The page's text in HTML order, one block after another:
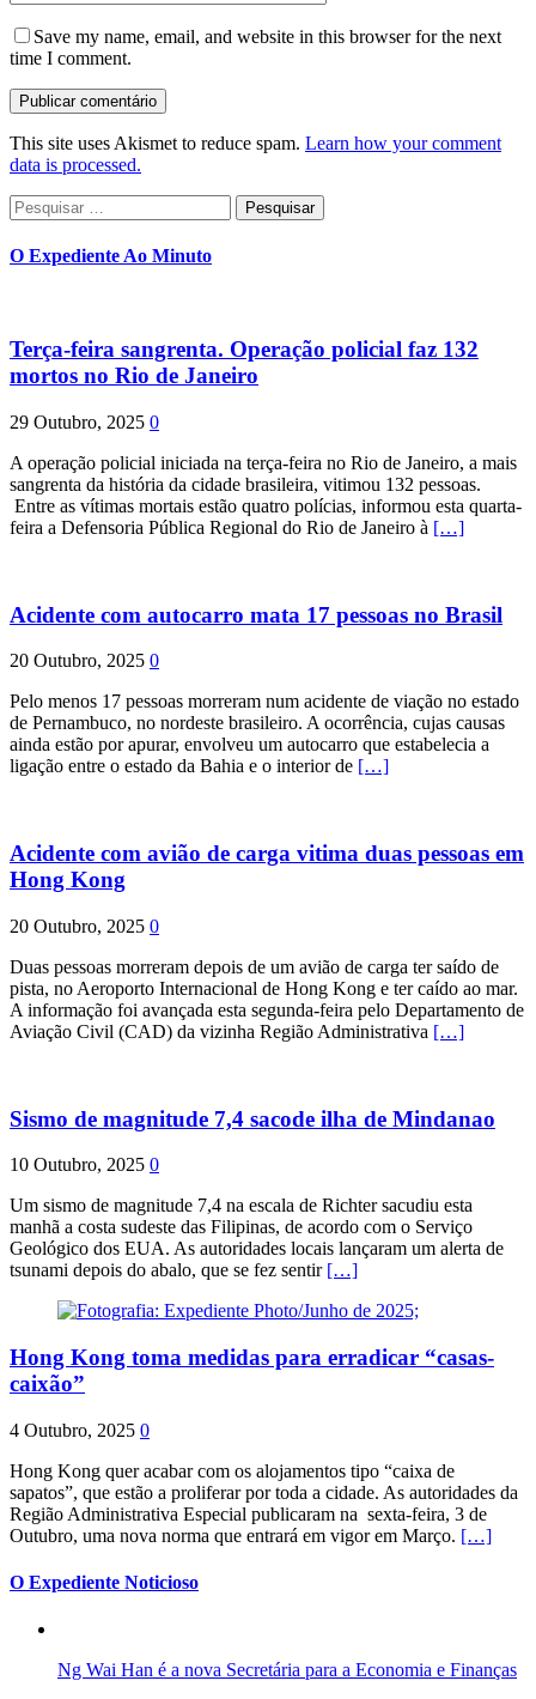
Save my name, email, and website in this browser for the next
time I comment.
This site uses Akismet to reduce spam. Learn how your comment
data is processed.
Pesquisar
por:
O Expediente Ao Minuto
Terça-feira sangrenta. Operação policial faz 132
mortos no Rio de Janeiro
29 Outubro, 2025 0
A operação policial iniciada na terça-feira no Rio de Janeiro, a mais
sangrenta da história da cidade brasileira, vitimou 132 pessoas.
Entre as vítimas mortais estão quatro polícias, informou esta quarta-
feira a Defensoria Pública Regional do Rio de Janeiro à […]
Acidente com autocarro mata 17 pessoas no Brasil
20 Outubro, 2025 0
Pelo menos 17 pessoas morreram num acidente de viação no estado
de Pernambuco, no nordeste brasileiro. A ocorrência, cujas causas
ainda estão por apurar, envolveu um autocarro que estabelecia a
ligação entre o estado da Bahia e o interior de […]
Acidente com avião de carga vitima duas pessoas em
Hong Kong
20 Outubro, 2025 0
Duas pessoas morreram depois de um avião de carga ter saído de
pista, no Aeroporto Internacional de Hong Kong e ter caído ao mar.
A informação foi avançada esta segunda-feira pelo Departamento de
Aviação Civil (CAD) da vizinha Região Administrativa […]
Sismo de magnitude 7,4 sacode ilha de Mindanao
10 Outubro, 2025 0
Um sismo de magnitude 7,4 na escala de Richter sacudiu esta
manhã a costa sudeste das Filipinas, de acordo com o Serviço
Geológico dos EUA. As autoridades locais lançaram um alerta de
tsunami depois do abalo, que se fez sentir […]
Hong Kong toma medidas para erradicar “casas-
caixão”
4 Outubro, 2025 0
Hong Kong quer acabar com os alojamentos tipo “caixa de
sapatos”, que estão a proliferar por toda a cidade. As autoridades da
Região Administrativa Especial publicaram na sexta-feira, 3 de
Outubro, uma nova norma que entrará em vigor em Março. […]
O Expediente Noticioso
Ng Wai Han é a nova Secretária para a Economia e Finanças